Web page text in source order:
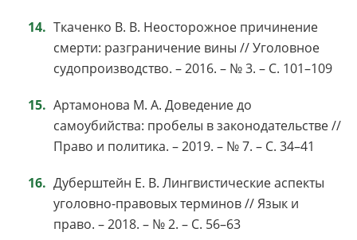
Ткаченко В. В. Неосторожное причинение
смерти: разграничение вины // Уголовное
судопроизводство. – 2016. – № 3. – С. 101–109
Артамонова М. А. Доведение до
самоубийства: пробелы в законодательстве //
Право и политика. – 2019. – № 7. – С. 34–41
Дуберштейн Е. В. Лингвистические аспекты
уголовно-правовых терминов // Язык и
право. – 2018. – № 2. – С. 56–63